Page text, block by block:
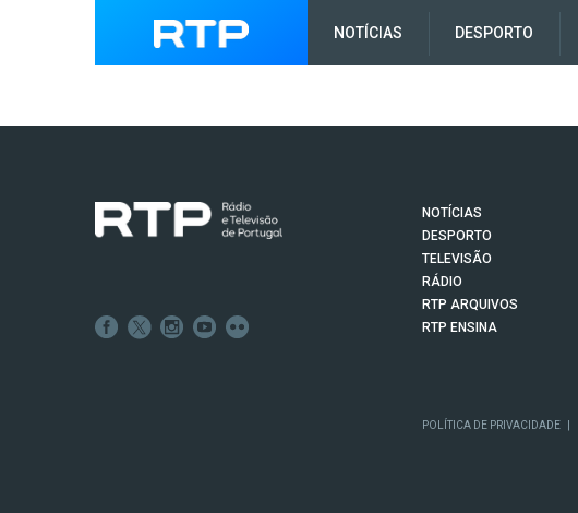
NOTÍCIAS DESPORTO
NOTÍCIAS
DESPORTO
TELEVISÃO
RÁDIO
RTP ARQUIVOS
RTP ENSINA
POLÍTICA DE PRIVACIDADE